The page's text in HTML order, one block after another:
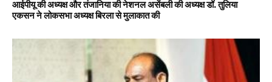
आईपीयू की अध्यक्ष और तंजानिया की नेशनल असेंबली की अध्यक्ष डॉ. तुलिया
एकसन ने लोकसभा अध्यक्ष बिरला से मुलाकात की